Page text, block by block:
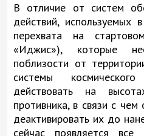
В отличие от систем
действий,
перехвата на
«Иджис»), которые
поблизости от
системы
действовать на
противника, в связи с
деактивировать их до
сейчас появляется